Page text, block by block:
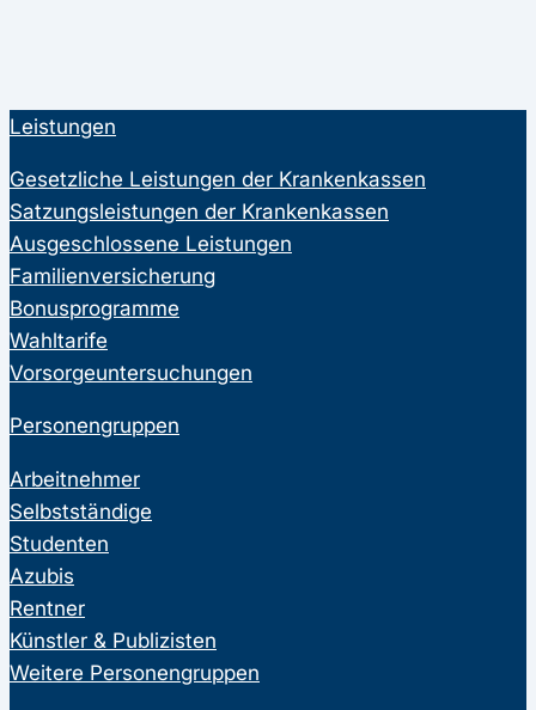
Leistungen
Gesetzliche Leistungen der Krankenkassen
Satzungsleistungen der Krankenkassen
Ausgeschlossene Leistungen
Familienversicherung
Bonusprogramme
Wahltarife
Vorsorgeuntersuchungen
Personengruppen
Arbeitnehmer
Selbstständige
Studenten
Azubis
Rentner
Künstler & Publizisten
Weitere Personengruppen